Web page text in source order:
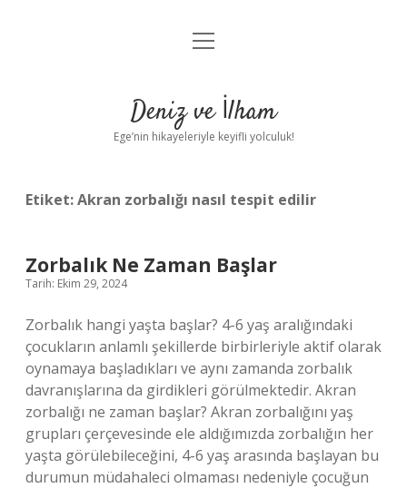
Anasayfa
Yasal Uyarı
menüyü
Deniz ve İlham
Ege’nin hikayeleriyle keyifli yolculuk!
Etiket:Akran zorbalığı nasıl tespit edilir
Zorbalık Ne Zaman Başlar
Tarih: Ekim 29, 2024
Zorbalık hangi yaşta başlar? 4-6 yaş aralığındaki
çocukların anlamlı şekillerde birbirleriyle aktif olarak
oynamaya başladıkları ve aynı zamanda zorbalık
davranışlarına da girdikleri görülmektedir. Akran
zorbalığı ne zaman başlar? Akran zorbalığını yaş
grupları çerçevesinde ele aldığımızda zorbalığın her
yaşta görülebileceğini, 4-6 yaş arasında başlayan bu
durumun müdahaleci olmaması nedeniyle çocuğun